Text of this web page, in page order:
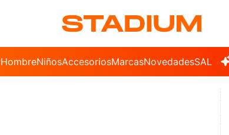
HombreNiñosAccesoriosMarcasNovedadesSALE